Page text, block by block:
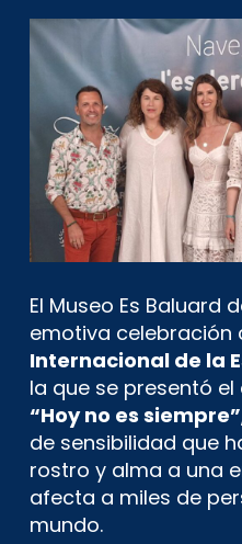
El Museo Es Baluard
emotiva celebración
Internacional de la
la que se presentó
“Hoy no es siempre”
de sensibilidad que
rostro y alma a una
afecta a miles de
mundo.